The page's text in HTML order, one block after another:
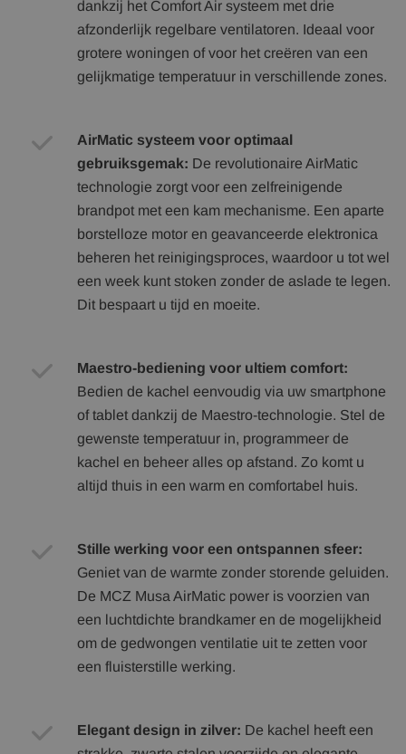
dankzij het Comfort Air systeem met drie
afzonderlijk regelbare ventilatoren. Ideaal voor
grotere woningen of voor het creëren van een
gelijkmatige temperatuur in verschillende zones.
AirMatic systeem voor optimaal
gebruiksgemak: De revolutionaire AirMatic
technologie zorgt voor een zelfreinigende
brandpot met een kam mechanisme. Een aparte
borstelloze motor en geavanceerde elektronica
beheren het reinigingsproces, waardoor u tot wel
een week kunt stoken zonder de aslade te legen.
Dit bespaart u tijd en moeite.
Maestro-bediening voor ultiem comfort:
Bedien de kachel eenvoudig via uw smartphone
of tablet dankzij de Maestro-technologie. Stel de
gewenste temperatuur in, programmeer de
kachel en beheer alles op afstand. Zo komt u
altijd thuis in een warm en comfortabel huis.
Stille werking voor een ontspannen sfeer:
Geniet van de warmte zonder storende geluiden.
De MCZ Musa AirMatic power is voorzien van
een luchtdichte brandkamer en de mogelijkheid
om de gedwongen ventilatie uit te zetten voor
een fluisterstille werking.
Elegant design in zilver: De kachel heeft een